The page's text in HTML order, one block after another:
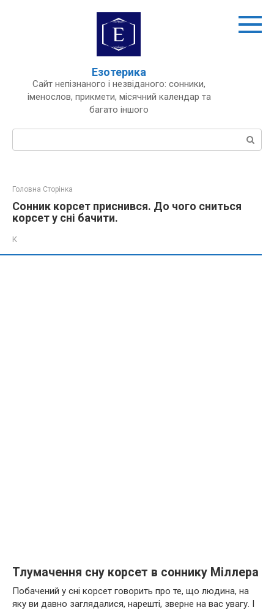
Езотерика
Сайт непізнаного і незвіданого: сонники,
іменослов, прикмети, місячний календар та
багато іншого
Пошук:
Головна Сторінка
Сонник корсет приснився. До чого сниться
корсет у сні бачити.
К
Тлумачення сну корсет в соннику Міллера
Побачений у сні корсет говорить про те, що людина, на
яку ви давно заглядалися, нарешті, зверне на вас увагу. І